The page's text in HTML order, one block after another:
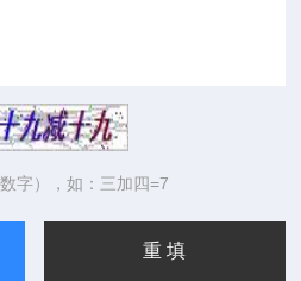
字），如：三加四=7